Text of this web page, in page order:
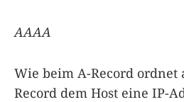
AAAA
Wie beim A-Record ordnet
Record dem Host eine IP-